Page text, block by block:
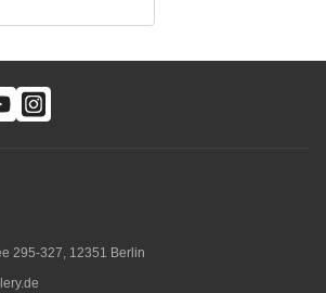
295-327, 12351 Berlin